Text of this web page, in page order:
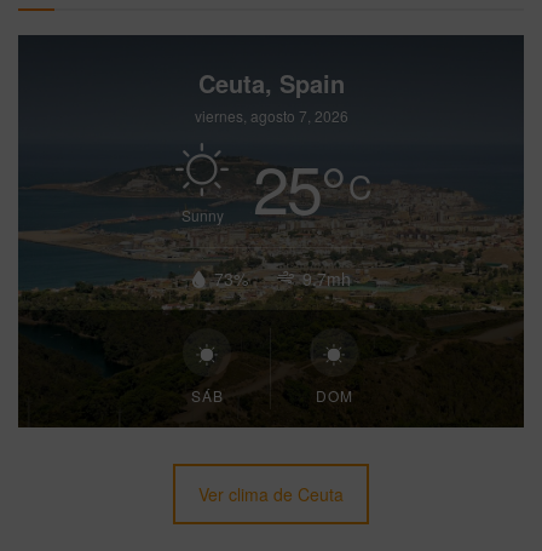
Ceuta, Spain
viernes, agosto 7, 2026
Sunny 25°C
73% 9.7mh
SÁB DOM
Ver clima de Ceuta